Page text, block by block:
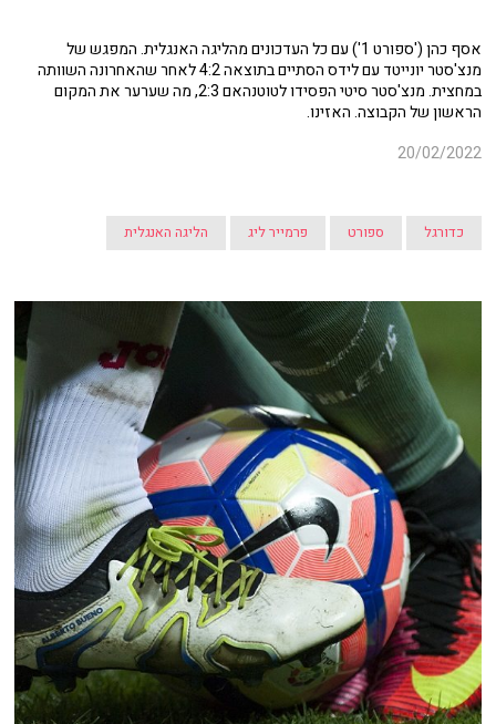
אסף כהן ('ספורט 1') עם כל העדכונים מהליגה האנגלית. המפגש של
מנצ'סטר יונייטד עם לידס הסתיים בתוצאה 4:2 לאחר שהאחרונה השוותה
במחצית. מנצ'סטר סיטי הפסידו לטוטנהאם 2:3, מה שערער את המקום
הראשון של הקבוצה. האזינו.
20/02/2022
כדורגל ספורט פרמייר ליג הליגה האנגלית